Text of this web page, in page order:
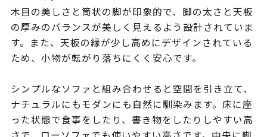
木目の美しさと筒状の脚が印象的で、脚の太さと天板
の厚みのバランスが美しく見えるよう設計されていま
す。また、天板の縁が少し高めにデザインされている
ため、小物が転がり落ちにくく安心です。
シンプルなソファと組み合わせると空間を引き立て、
ナチュラルにもモダンにも自然に馴染みます。床に座
った状態で食事をしたり、書き物をしたりしやすい高